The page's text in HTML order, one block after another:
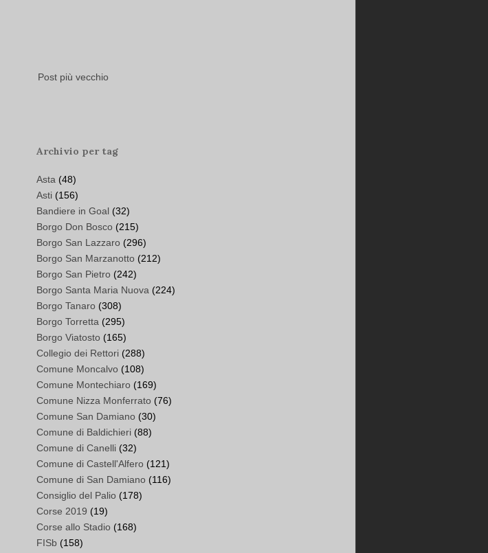
Post più vecchio
Archivio per tag
Asta (48)
Asti (156)
Bandiere in Goal (32)
Borgo Don Bosco (215)
Borgo San Lazzaro (296)
Borgo San Marzanotto (212)
Borgo San Pietro (242)
Borgo Santa Maria Nuova (224)
Borgo Tanaro (308)
Borgo Torretta (295)
Borgo Viatosto (165)
Collegio dei Rettori (288)
Comune Moncalvo (108)
Comune Montechiaro (169)
Comune Nizza Monferrato (76)
Comune San Damiano (30)
Comune di Baldichieri (88)
Comune di Canelli (32)
Comune di Castell'Alfero (121)
Comune di San Damiano (116)
Consiglio del Palio (178)
Corse 2019 (19)
Corse allo Stadio (168)
FISb (158)